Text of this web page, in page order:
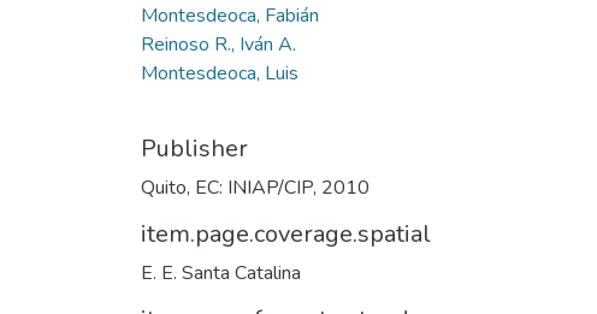
Montesdeoca, Fabián
Reinoso R., Iván A.
Montesdeoca, Luis
Publisher
Quito, EC: INIAP/CIP, 2010
item.page.coverage.spatial
E. E. Santa Catalina